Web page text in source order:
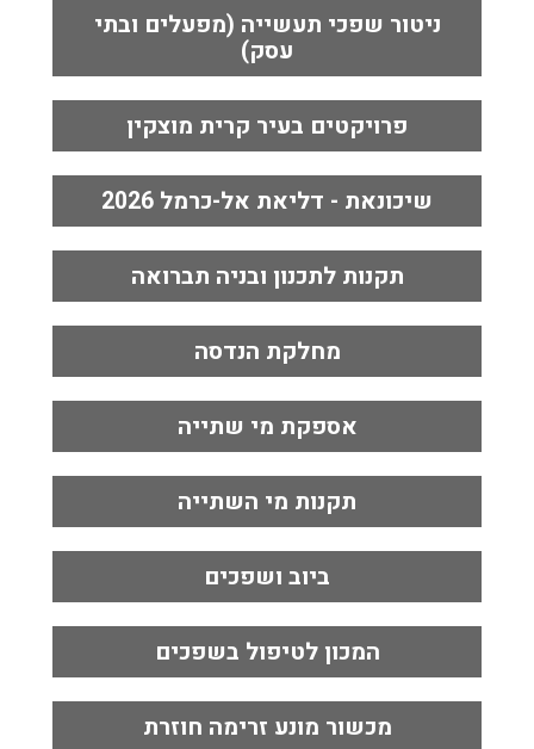
ניטור שפכי תעשייה (מפעלים ובתי
עסק)
פרויקטים בעיר קרית מוצקין
שיכונאת - דליאת אל-כרמל 2026
תקנות לתכנון ובניה תברואה
מחלקת הנדסה
אספקת מי שתייה
תקנות מי השתייה
ביוב ושפכים
המכון לטיפול בשפכים
מכשור מונע זרימה חוזרת